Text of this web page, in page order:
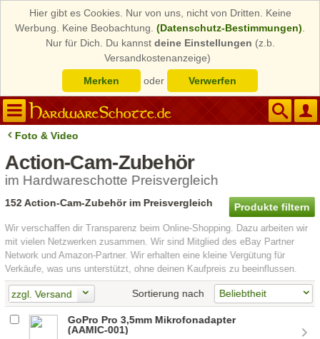
Hier gibt es Cookies. Nur von uns, nicht von Dritten. Keine
Werbung. Keine Beobachtung. (Datenschutz-Bestimmungen)
Nur für Dich. Du kannst deine Einstellungen (z.b.
Versandkostenanzeige)
Merken
oder Verwerfen
Foto & Video
Action-Cam-Zubehör
im Hardwareschotte Preisvergleich
Produkte filtern
152 Action-Cam-Zubehör im Preisvergleich
Wir verschaffen dir Transparenz beim Online-Shopping. Dazu arbeiten wir
mit vielen Netzwerken zusammen. Wir sind Mitglied des eBay Partner
Network und Amazon-Partner. Wir erhalten eine kleine Vergütung für
Verkäufe, was uns unterstützt, ohne deinen Kaufpreis zu beeinflussen.
zzgl. Versand Sortierung nach
GoPro Pro 3,5mm Mikrofonadapter
(AAMIC-001)